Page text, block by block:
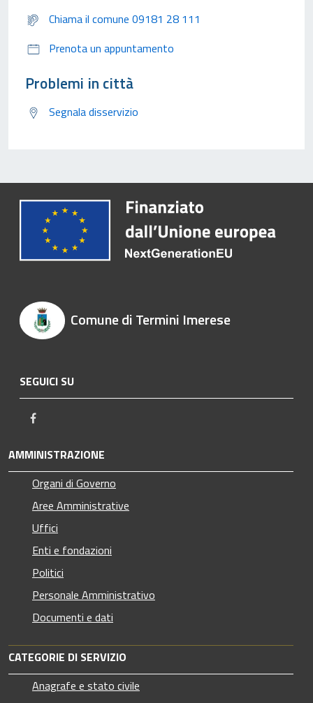
Chiama il comune 09181 28 111
Prenota un appuntamento
Problemi in città
Segnala disservizio
Comune di Termini Imerese
SEGUICI SU
AMMINISTRAZIONE
Organi di Governo
Aree Amministrative
Uffici
Enti e fondazioni
Politici
Personale Amministrativo
Documenti e dati
CATEGORIE DI SERVIZIO
Anagrafe e stato civile